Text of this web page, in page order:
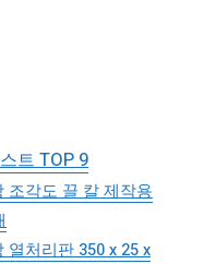
트 TOP 9
조각도 끌 칼 제작용
열처리판 350 x 25 x